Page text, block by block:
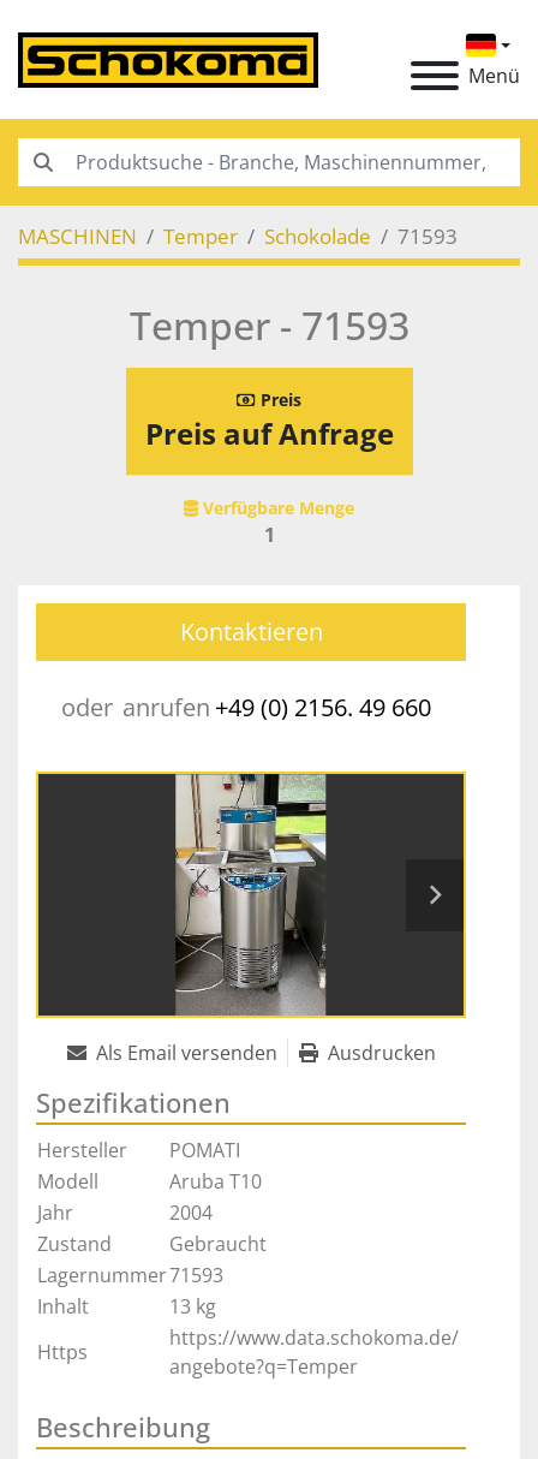
Menü
MASCHINEN Temper Schokolade 71593
Temper - 71593
Preis
Preis auf Anfrage
Verfügbare Menge
1
Kontaktieren
oder anrufen +49 (0) 2156. 49 660
Als Email versenden Ausdrucken
Spezifikationen
Hersteller
POMATI
Modell
Aruba T10
Jahr
2004
Zustand
Gebraucht
Lagernummer71593
Inhalt
13 kg
Https
https://www.data.schokoma.de/
angebote?q=Temper
Beschreibung